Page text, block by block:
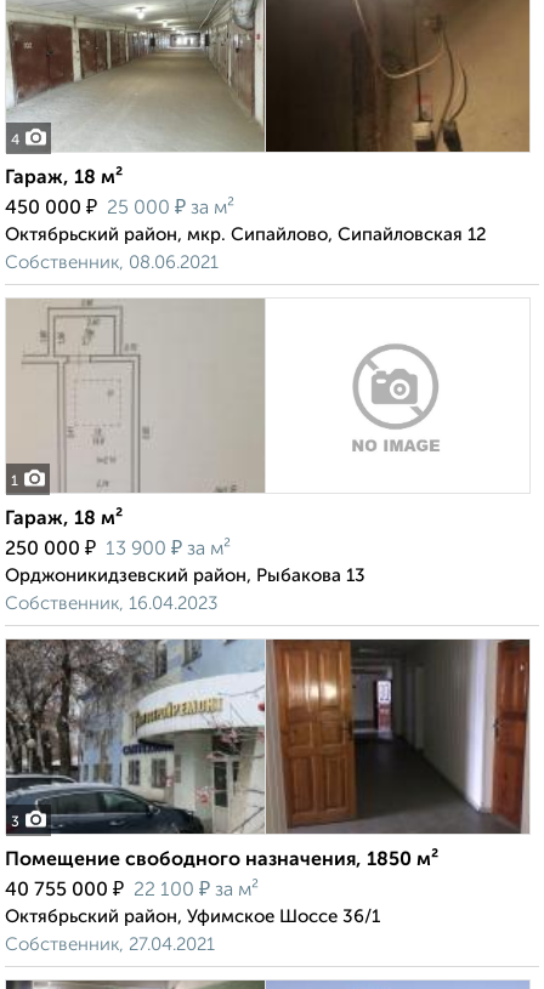
4
Гараж, 18 м²
450 000 ₽ 25 000 ₽ за м²
Октябрьский район, мкр. Сипайлово, Сипайловская 12
Собственник, 08.06.2021
1
Гараж, 18 м²
250 000 ₽ 13 900 ₽ за м²
Орджоникидзевский район, Рыбакова 13
Собственник, 16.04.2023
3
Помещение свободного назначения, 1850 м²
40 755 000 ₽ 22 100 ₽ за м²
Октябрьский район, Уфимское Шоссе 36/1
Собственник, 27.04.2021